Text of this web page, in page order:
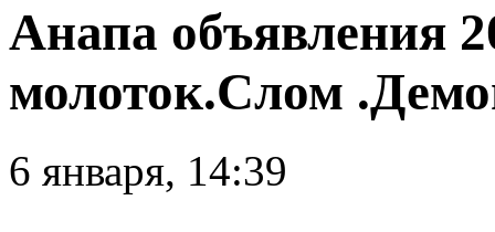
Анапа объявления
молоток.Слом
6 января, 14:39